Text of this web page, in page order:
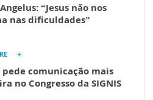
“Jesus não nos
nas dificuldades”
pede comunicação mais
no Congresso da SIGNIS